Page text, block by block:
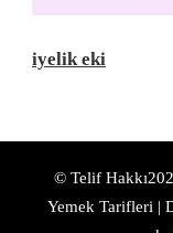
iyelik eki
© Telif
Yemek Tarifleri |